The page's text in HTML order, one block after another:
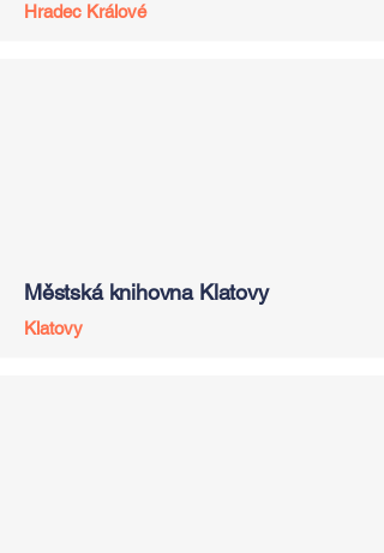
Hradec Králové
Městská knihovna Klatovy
Klatovy